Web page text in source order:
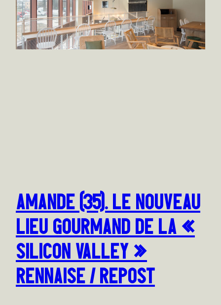
AMANDE (35). LE NOUVEAU
LIEU GOURMAND DE LA «
SILICON VALLEY »
RENNAISE / REPOST